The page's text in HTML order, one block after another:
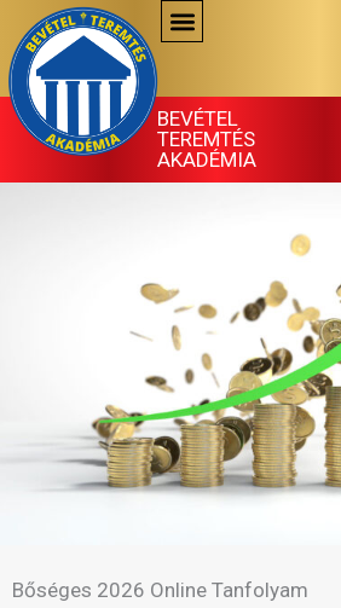
to
content
BEVÉTEL
TEREMTÉS
AKADÉMIA
Bőséges 2026 Online Tanfolyam